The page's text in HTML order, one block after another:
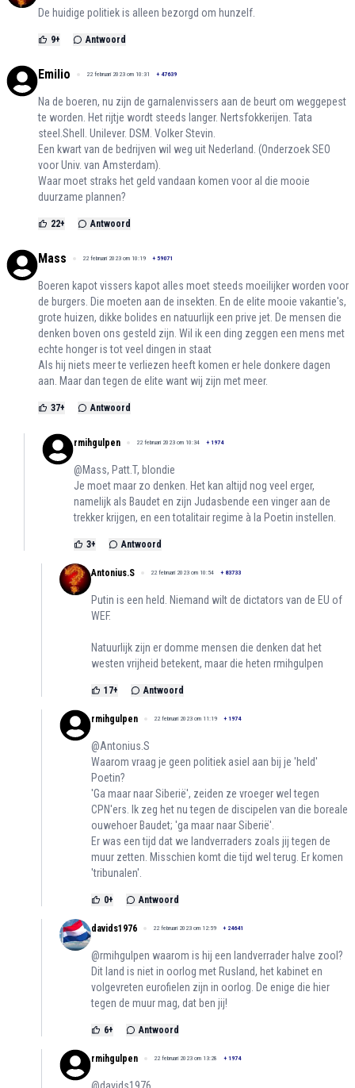
De huidige politiek is alleen bezorgd om hunzelf.
9+ Antwoord
Emilio 22 februari 2023 om 10:31 + 47639
Na de boeren, nu zijn de garnalenvissers aan de beurt om weggepest
te worden. Het rijtje wordt steeds langer. Nertsfokkerijen. Tata
steel.Shell. Unilever. DSM. Volker Stevin.
Een kwart van de bedrijven wil weg uit Nederland. (Onderzoek SEO
voor Univ. van Amsterdam).
Waar moet straks het geld vandaan komen voor al die mooie
duurzame plannen?
22+ Antwoord
Mass 22 februari 2023 om 10:19 + 59071
Boeren kapot vissers kapot alles moet steeds moeilijker worden voor
de burgers. Die moeten aan de insekten. En de elite mooie vakantie's,
grote huizen, dikke bolides en natuurlijk een prive jet. De mensen die
denken boven ons gesteld zijn. Wil ik een ding zeggen een mens met
echte honger is tot veel dingen in staat
Als hij niets meer te verliezen heeft komen er hele donkere dagen
aan. Maar dan tegen de elite want wij zijn met meer.
37+ Antwoord
rmihgulpen 22 februari 2023 om 10:34 + 1974
@Mass, Patt.T, blondie
Je moet maar zo denken. Het kan altijd nog veel erger,
namelijk als Baudet en zijn Judasbende een vinger aan de
trekker krijgen, en een totalitair regime à la Poetin instellen.
3+ Antwoord
Antonius.S 22 februari 2023 om 10:54 + 83733
Putin is een held. Niemand wilt de dictators van de EU of
WEF.
Natuurlijk zijn er domme mensen die denken dat het
westen vrijheid betekent, maar die heten rmihgulpen
17+ Antwoord
rmihgulpen 22 februari 2023 om 11:19 + 1974
@Antonius.S
Waarom vraag je geen politiek asiel aan bij je 'held'
Poetin?
'Ga maar naar Siberië', zeiden ze vroeger wel tegen
CPN'ers. Ik zeg het nu tegen de discipelen van die boreale
ouwehoer Baudet; 'ga maar naar Siberië'.
Er was een tijd dat we landverraders zoals jij tegen de
muur zetten. Misschien komt die tijd wel terug. Er komen
'tribunalen'.
0+ Antwoord
davids1976 22 februari 2023 om 12:59 + 24641
@rmihgulpen waarom is hij een landverrader halve zool?
Dit land is niet in oorlog met Rusland, het kabinet en
volgevreten eurofielen zijn in oorlog. De enige die hier
tegen de muur mag, dat ben jij!
6+ Antwoord
rmihgulpen 22 februari 2023 om 13:28 + 1974